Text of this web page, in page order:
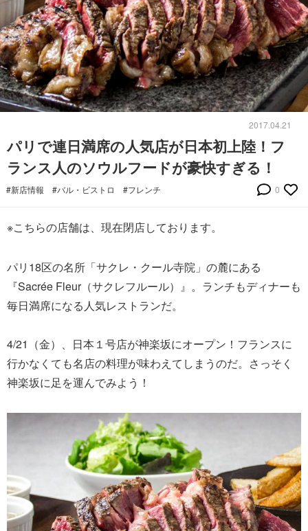
2017.04.21
パリで連日満席の人気店が日本初上陸！フ
ランス人のソウルフードが豪快すぎる！
#新店情報 #バル・ビストロ #フレンチ 0
※こちらの店舗は、現在閉店しております。
パリ18区の名所「サクレ・クール寺院」の麓にある
『Sacrée Fleur（サクレフルール）』。ランチもディナーも
毎日満席になる人気レストランだ。
4/21（金）、日本１号店が神楽坂にオープン！フランスに
行かなくても名店の料理が味わえてしまうのだ。さっそく
神楽坂に足を運んでみよう！